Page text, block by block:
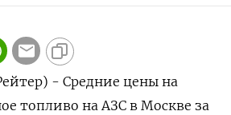
- Средние цены на
топливо на АЗС в Москве за